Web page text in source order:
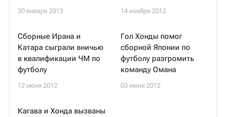
30 января 2013 14 ноября 2012
Сборные Ирана и
Катара сыграли вничью
в квалификации ЧМ по
футболу
12 июня 2012
Гол Хонды помог
сборной Японии по
футболу разгромить
команду Омана
03 июня 2012
Кагава и Хонда вызваны